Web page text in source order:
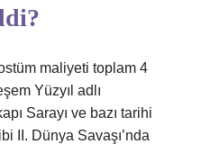
maliyeti toplam 4
Yüzyıl adlı
Sarayı ve bazı tarihi
II. Dünya Savaşı’nda